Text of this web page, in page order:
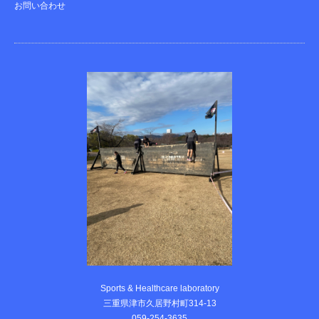
お問い合わせ
Sports & Healthcare laboratory
三重県津市久居野村町314-13